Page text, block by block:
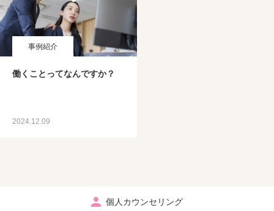
事例紹介
働くことってなんですか？
2024.12.09
個人カウンセリング